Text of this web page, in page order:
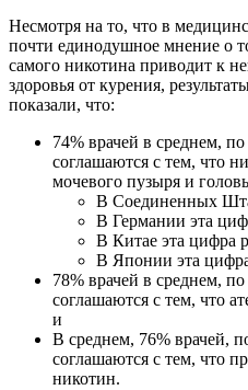
Несмотря на то, что в
почти единодушное мнение о
самого никотина приводит к
здоровья от курения,
показали, что:
74% врачей в среднем,
соглашаются с тем, что
мочевого пузыря и
В Соединенных
В Германии эта
В Китае эта цифра
В Японии эта
78% врачей в среднем,
соглашаются с тем, что
и
В среднем, 76% врачей,
соглашаются с тем, что
никотин.